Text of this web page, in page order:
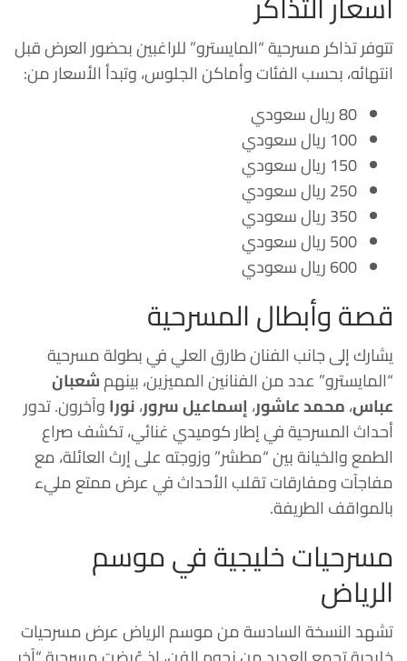
تتوفر تذاكر مسرحية “المايسترو” للراغبين بحضور العرض قبل
انتهائه، بحسب الفئات وأماكن الجلوس، وتبدأ الأسعار من:
80 ريال سعودي
100 ريال سعودي
150 ريال سعودي
250 ريال سعودي
350 ريال سعودي
500 ريال سعودي
600 ريال سعودي
قصة وأبطال المسرحية
يشارك إلى جانب الفنان طارق العلي في بطولة مسرحية
“المايسترو” عدد من الفنانين المميزين، بينهمشعبان
عباس،محمد عاشور،إسماعيل سرور،نوراوآخرون. تدور
أحداث المسرحية في إطار كوميدي غنائي، تكشف صراع
الطمع والخيانة بين “مطشر” وزوجته على إرث العائلة، مع
مفاجآت ومفارقات تقلب الأحداث في عرض ممتع مليء
بالمواقف الطريفة.
مسرحيات خليجية في موسم
الرياض
تشهد النسخة السادسة من موسم الرياض عرض مسرحيات